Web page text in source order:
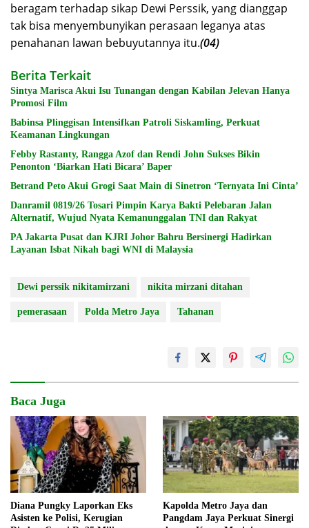
beragam terhadap sikap Dewi Perssik, yang dianggap
tak bisa menyembunyikan perasaan leganya atas
penahanan lawan bebuyutannya itu.(04)
Berita Terkait
Sintya Marisca Akui Isu Tunangan dengan Kabilan Jelevan Hanya
Promosi Film
Babinsa Plinggisan Intensifkan Patroli Siskamling, Perkuat
Keamanan Lingkungan
Febby Rastanty, Rangga Azof dan Rendi John Sukses Bikin
Penonton ‘Biarkan Hati Bicara’ Baper
Betrand Peto Akui Grogi Saat Main di Sinetron ‘Ternyata Ini Cinta’
Danramil 0819/26 Tosari Pimpin Karya Bakti Pelebaran Jalan
Alternatif, Wujud Nyata Kemanunggalan TNI dan Rakyat
PA Jakarta Pusat dan KJRI Johor Bahru Bersinergi Hadirkan
Layanan Isbat Nikah bagi WNI di Malaysia
Dewi perssik nikitamirzani nikita mirzani ditahan
pemerasaan Polda Metro Jaya Tahanan
Baca Juga
Diana Pungky Laporkan Eks
Asisten ke Polisi, Kerugian
Kapolda Metro Jaya dan
Pangdam Jaya Perkuat Sinergi